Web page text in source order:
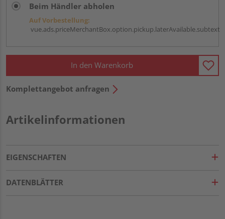
Beim Händler abholen
Auf Vorbestellung:
vue.ads.priceMerchantBox.option.pickup.laterAvailable.subtext
In den Warenkorb
Komplettangebot anfragen
Artikelinformationen
EIGENSCHAFTEN
DATENBLÄTTER